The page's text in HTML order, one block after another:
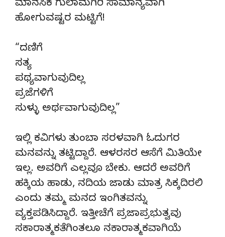
ಮಾನಸಿಕ ಗುಲಾಮಗಿರಿ ಸಾಮಾನ್ಯವಾಗಿ
ಹೋಗುವಷ್ಟರ ಮಟ್ಟಿಗೆ!
“ದಣಿಗೆ
ಸತ್ಯ
ಪಥ್ಯವಾಗುವುದಿಲ್ಲ
ಪ್ರಜೆಗಳಿಗೆ
ಸುಳ್ಳು ಅರ್ಥವಾಗುವುದಿಲ್ಲ”
ಇಲ್ಲಿ ಕವಿಗಳು ತುಂಬಾ ಸರಳವಾಗಿ ಓದುಗರ
ಮನವನ್ನು ತಟ್ಟಿದ್ದಾರೆ. ಆಳರಸರ ಆಸೆಗೆ ಮಿತಿಯೇ
ಇಲ್ಲ. ಅವರಿಗೆ ಎಲ್ಲವೂ ಬೇಕು. ಆದರೆ ಅವರಿಗೆ
ಹಕ್ಕಿಯ ಹಾಡು, ನದಿಯ ಜಾಡು ಮಾತ್ರ ಸಿಕ್ಕದಿರಲಿ
ಎಂದು ತಮ್ಮ ಮನದ ಇಂಗಿತವನ್ನು
ವ್ಯಕ್ತಪಡಿಸಿದ್ದಾರೆ. ಇತ್ತೀಚೆಗೆ ಪ್ರಜಾಪ್ರಭುತ್ವವು
ಸಕಾರಾತ್ಮಕತೆಗಿಂತಲೂ ನಕಾರಾತ್ಮಕವಾಗಿಯೆ